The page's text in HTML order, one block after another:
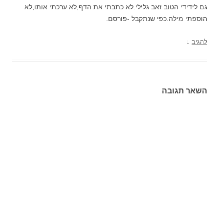
גם לידידי הטוב זאב גלילי.לא כתבתי את הדף,לא ערכתי אותו,לא
הוספתי מילה.כפי שנתקבל -פורסם.
להגיב ↓
השאר תגובה